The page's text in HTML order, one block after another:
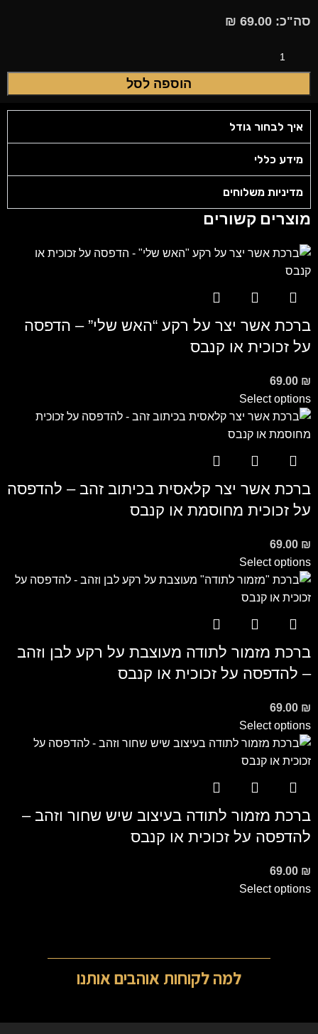
סה"כ: 69.00
₪
הוספה לסל
איך לבחור גודל
מידע כללי
מדיניות משלוחים
מוצרים קשורים
ברכת אשר יצר על רקע “האש שלי” – הדפסה
על זכוכית או קנבס
69.00 ₪
Select options
ברכת אשר יצר קלאסית בכיתוב זהב – להדפסה
על זכוכית מחוסמת או קנבס
69.00 ₪
Select options
ברכת מזמור לתודה מעוצבת על רקע לבן וזהב
– להדפסה על זכוכית או קנבס
69.00 ₪
Select options
ברכת מזמור לתודה בעיצוב שיש שחור וזהב –
להדפסה על זכוכית או קנבס
69.00 ₪
Select options
למה לקוחות אוהבים אותנו